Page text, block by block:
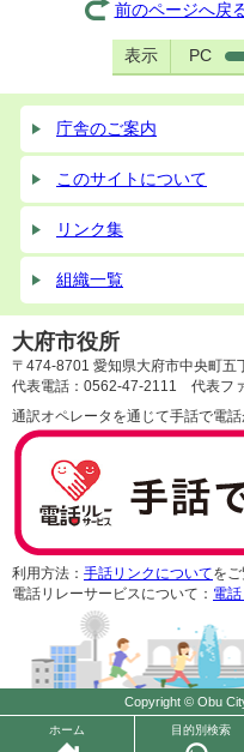
前のページへ戻
表示 PC
ホーム 目的別検索
庁舎のご案内
このサイトについて
リンク集
組織一覧
大府市役所
〒474-8701 愛知県大府市中央町五
代表電話：0562-47-2111 代表フ
通訳オペレータを通じて手話で電話
利用方法： 手話リンクについてをご
電話リレーサービスについて： 電
Copyright © Obu